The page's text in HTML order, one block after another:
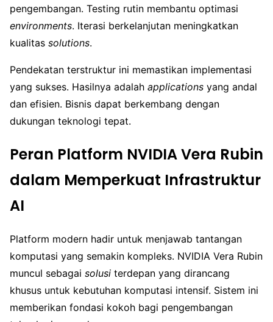
pengembangan. Testing rutin membantu optimasi
environments. Iterasi berkelanjutan meningkatkan
kualitas solutions.
Pendekatan terstruktur ini memastikan implementasi
yang sukses. Hasilnya adalah applications yang andal
dan efisien. Bisnis dapat berkembang dengan
dukungan teknologi tepat.
Peran Platform NVIDIA Vera Rubin
dalam Memperkuat Infrastruktur
AI
Platform modern hadir untuk menjawab tantangan
komputasi yang semakin kompleks. NVIDIA Vera Rubin
muncul sebagai solusi terdepan yang dirancang
khusus untuk kebutuhan komputasi intensif. Sistem ini
memberikan fondasi kokoh bagi pengembangan